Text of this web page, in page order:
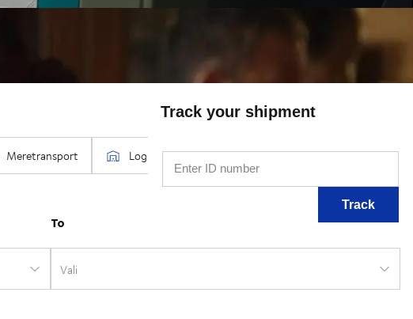
Track your shipment
Enter ID number
Track